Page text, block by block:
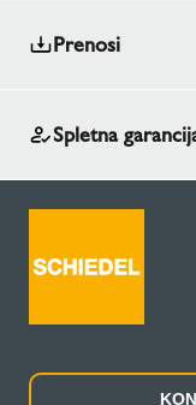
Prenosi
Spletna